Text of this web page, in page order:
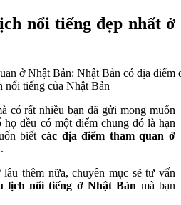
nổi tiếng đẹp nhất ở
nổi tiếng của Nhật Bản
có rất nhiều bạn đã gửi mong muốn
đều có một điểm chung đó là hạn
biết các địa điểm tham quan ở
thêm nữa, chuyên mục sẽ tư vấn
lịch nổi tiếng ở Nhật Bản mà bạn